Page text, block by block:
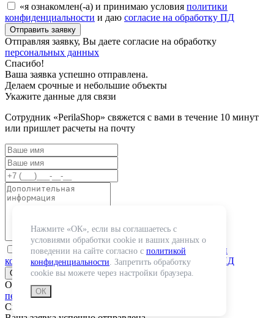
«я ознакомлен(-а) и принимаю условия политики
конфиденциальности и даю согласие на обработку ПД
Отправляя заявку, Вы даете согласие на обработку
персональных данных
Спасибо!
Ваша заявка успешно отправлена.
Делаем срочные и небольшие объекты
Укажите данные для связи
Сотрудник «PerilaShop» свяжется с вами в течение 10 минут
или пришлет расчеты на почту
«я ознакомлен(-а) и принимаю условия
политики
конфиденциальностии даюсогласие на обработку ПД
Отправляя заявку, Вы даете согласие на обработку
персональных данных
Спасибо!
Нажмите «ОК», если вы соглашаетесь с
условиями обработки cookie и ваших данных о
поведении на сайте согласно с политикой
конфиденциальности. Запретить обработку
cookie вы можете через настройки браузера.
ОК